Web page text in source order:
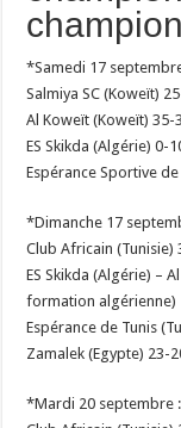
*Samedi 17
Salmiya SC (Koweït)
Al Koweït (Koweït) 35-
ES Skikda (Algérie) 0-
Espérance Sportive
*Dimanche 17
Club Africain (Tunisie)
ES Skikda (Algérie) –
formation algérienne)
Espérance de Tunis
Zamalek (Egypte) 23-
*Mardi 20 septembre :